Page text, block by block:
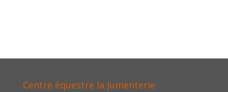
Centre équestre la Jumenterie